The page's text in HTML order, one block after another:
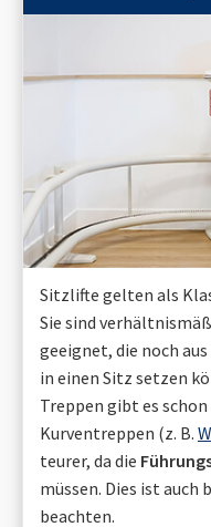
Sitzlifte gelten als
Sie sind
geeignet, die noch
in einen Sitz setzen
Treppen gibt es
Kurventreppen (z. B.
teurer, da die
müssen. Dies ist auch
beachten.